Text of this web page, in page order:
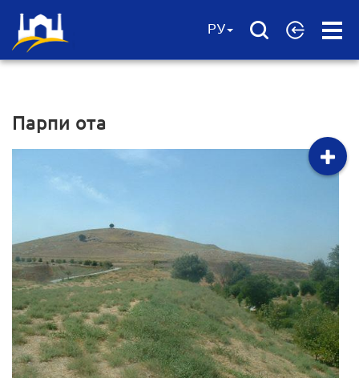
Open
РУ
Парпи ота